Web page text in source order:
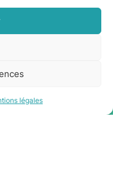
légales
Contact